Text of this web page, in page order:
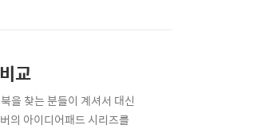
교
을 찾는 분들이 계셔서 대신
의 아이디어패드 시리즈를